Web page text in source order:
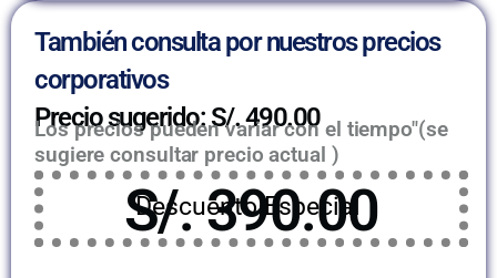
También consulta por nuestros precios
corporativos
Precio sugerido: S/. 490.00
Los precios pueden variar con el tiempo"(se
sugiere consultar precio actual )
Descuento Especial
S/. 390.00